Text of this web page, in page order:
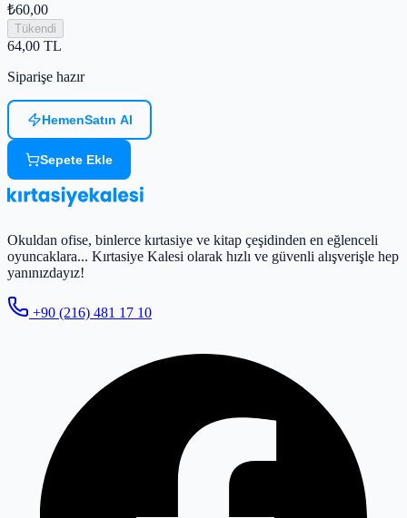
₺60,00
Tükendi
64,00 TL
Siparişe hazır
HemenSatın Al
Sepete Ekle
Okuldan ofise, binlerce kırtasiye ve kitap çeşidinden en eğlenceli
oyuncaklara... Kırtasiye Kalesi olarak hızlı ve güvenli alışverişle hep
yanınızdayız!
+90 (216) 481 17 10